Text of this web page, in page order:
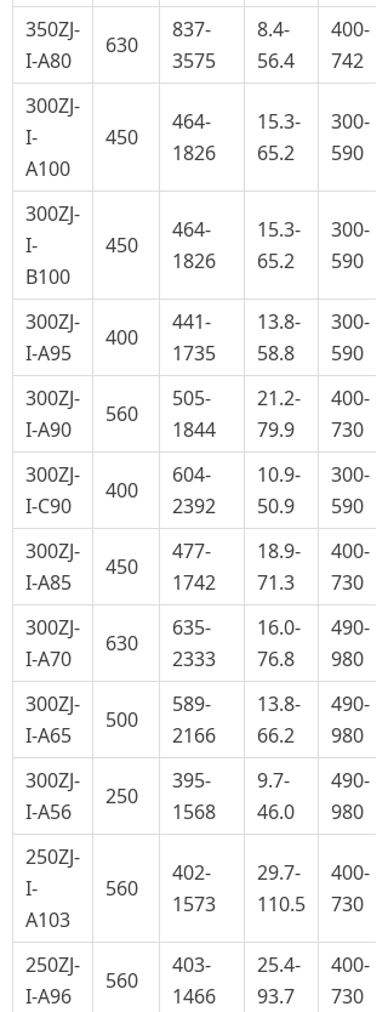
350ZJ-
I-A80
630
837-
3575
8.4-
56.4
400-
742
300ZJ-
I-
A100
450
464-
1826
15.3-
65.2
300-
590
300ZJ-
I-
B100
450
464-
1826
15.3-
65.2
300-
590
300ZJ-
I-A95
400
441-
1735
13.8-
58.8
300-
590
300ZJ-
I-A90
560
505-
1844
21.2-
79.9
400-
730
300ZJ-
I-C90
400
604-
2392
10.9-
50.9
300-
590
300ZJ-
I-A85
450
477-
1742
18.9-
71.3
400-
730
300ZJ-
I-A70
630
635-
2333
16.0-
76.8
490-
980
300ZJ-
I-A65
500
589-
2166
13.8-
66.2
490-
980
300ZJ-
I-A56
250
395-
1568
9.7-
46.0
490-
980
250ZJ-
I-
A103
560
402-
1573
29.7-
110.5
400-
730
250ZJ-
I-A96
560
403-
1466
25.4-
93.7
400-
730